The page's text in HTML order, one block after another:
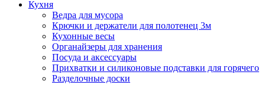
Кухня
Ведра для мусора
Крючки и держатели для полотенец 3м
Кухонные весы
Органайзеры для хранения
Посуда и аксессуары
Прихватки и силиконовые подставки для горячего
Разделочные доски